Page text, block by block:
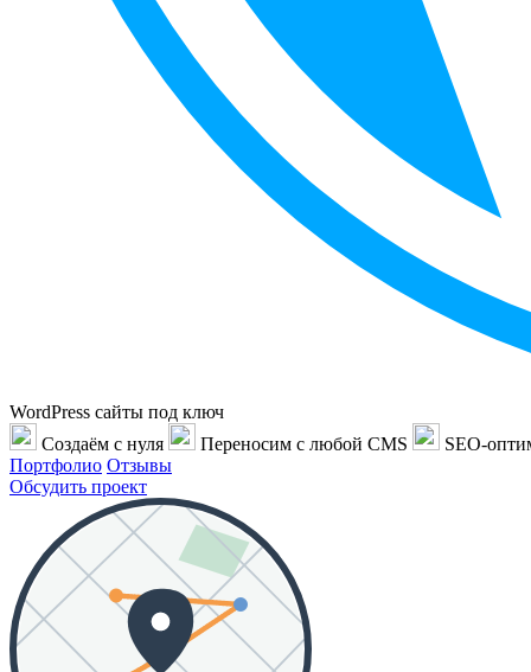
WordPress сайты под ключ
Создаём с нуля
Переносим с любой CMS SEO-
Портфолио Отзывы
Обсудить проект